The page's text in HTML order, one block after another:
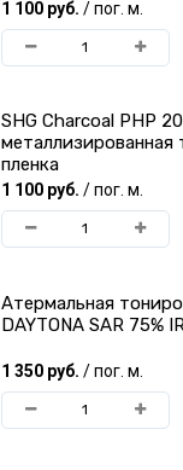
1 100 руб. / пог. м.
SHG Charcoal PHP 20
металлизированная
пленка
1 100 руб. / пог. м.
Атермальная
DAYTONA SAR 75%
1 350 руб. / пог. м.